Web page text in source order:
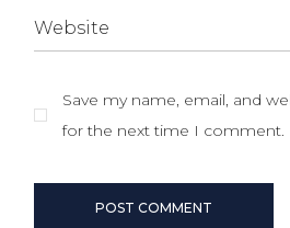
Save my name, email, and
for the next time I comment.
POST COMMENT